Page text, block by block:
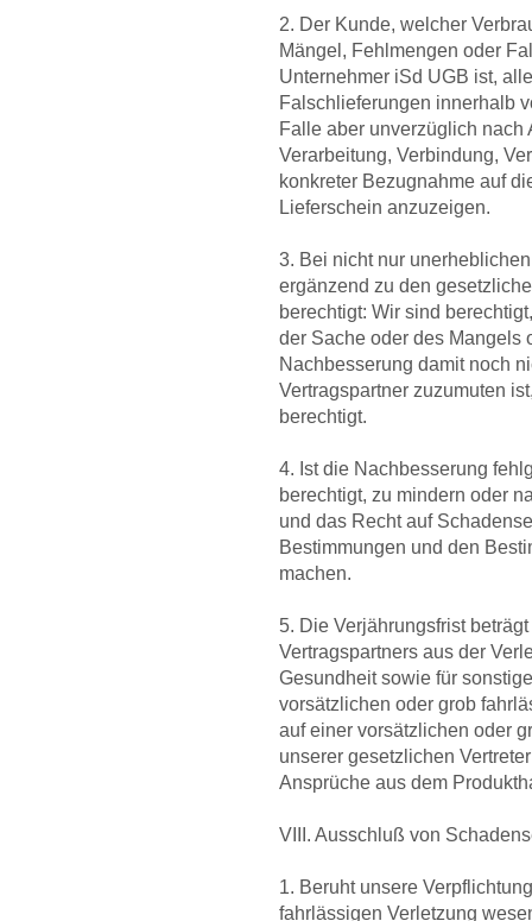
2. Der Kunde, welcher
Mängel, Fehlmengen oder
Unternehmer iSd UGB ist,
Falschlieferungen innerhalb
Falle aber unverzüglich nach
Verarbeitung, Verbindung,
konkreter Bezugnahme auf
Lieferschein anzuzeigen.
3. Bei nicht nur
ergänzend zu den
berechtigt: Wir sind
der Sache oder des Mangels
Nachbesserung damit noch
Vertragspartner zuzumuten
berechtigt.
4. Ist die Nachbesserung
berechtigt, zu mindern oder
und das Recht auf
Bestimmungen und den
machen.
5. Die Verjährungsfrist
Vertragspartners aus der
Gesundheit sowie für
vorsätzlichen oder grob
auf einer vorsätzlichen oder
unserer gesetzlichen
Ansprüche aus dem
VIII. Ausschluß von
1. Beruht unsere
fahrlässigen Verletzung